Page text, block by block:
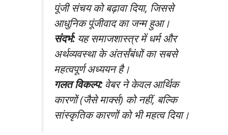
पूंजी संचय को बढ़ावा दिया, जिससे
आधुनिक पूंजीवाद का जन्म हुआ।
संदर्भ:यह समाजशास्त्र में धर्म और
अर्थव्यवस्था के अंतर्संबंधों का सबसे
महत्वपूर्ण अध्ययन है।
गलत विकल्प:वेबर ने केवल आर्थिक
कारणों (जैसे मार्क्स) को नहीं, बल्कि
सांस्कृतिक कारणों को भी महत्व दिया।